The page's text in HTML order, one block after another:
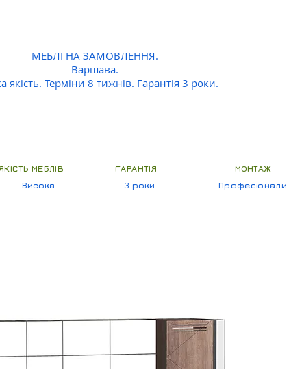
МЕБЛІ НА ЗАМОВЛЕННЯ.
Варшава.
якість. Терміни 8 тижнів. Гарантія 3 роки.
МЕБЛІВ
Висока
ГАРАНТІЯ
3 роки
МОНТАЖ
Професіонали